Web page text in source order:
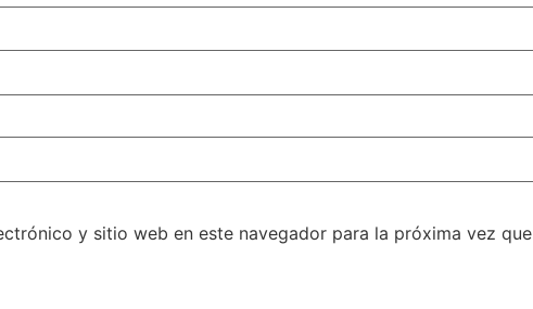
y sitio web en este navegador para la próxima vez que